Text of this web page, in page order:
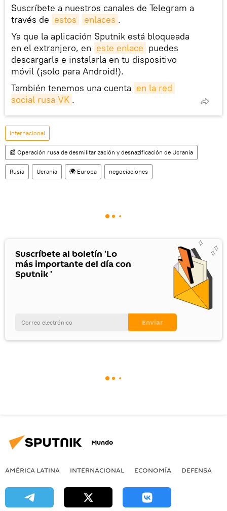
Suscríbete a nuestros canales de Telegram a
través de estos enlaces .
Ya que la aplicación Sputnik está bloqueada
en el extranjero, en este enlace puedes
descargarla e instalarla en tu dispositivo
móvil (¡solo para Android!).
También tenemos una cuenta en la red
social rusa VK .
Internacional
📰 Operación rusa de desmilitarización y desnazificación de Ucrania
Rusia Ucrania 🌍 Europa negociaciones
Suscríbete al boletín 'Lo
más importante del día con
Sputnik '
Mundo
AMÉRICA LATINA INTERNACIONAL ECONOMÍA DEFENSA